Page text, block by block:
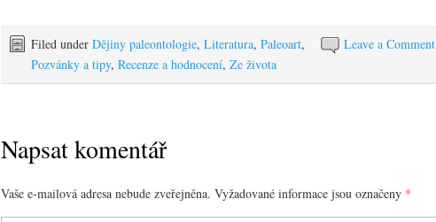
Leave a Comment
Filed under Dějiny paleontologie, Literatura, Paleoart,
Pozvánky a tipy, Recenze a hodnocení, Ze života
Napsat komentář
Vaše e-mailová adresa nebude zveřejněna. Vyžadované informace jsou označeny *